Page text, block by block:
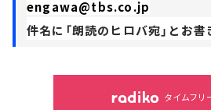
engawa@tbs.co.jp
件名に「朗読のヒロバ宛」とお書
タイムフリ